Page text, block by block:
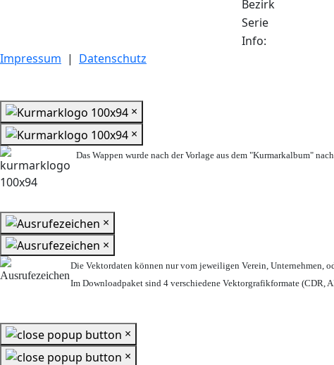
Bezirk
Serie
Info:
Impressum | Datenschutz
×
×
Das Wappen wurde nach der Vorlage aus dem "Kurmarkalbum"
×
×
Die Vektordaten können nur vom jeweiligen Verein, Unternehmen,
Im Downloadpaket sind 4 verschiedene Vektorgrafikformate (CDR,
×
×